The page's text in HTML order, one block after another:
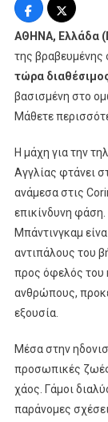
ΑΘΗΝΑ, Ελλάδα
της βραβευμένης
τώρα
βασισμένη στο
Μάθετε
Η μάχη για την
Αγγλίας φτάνει
ανάμεσα στις
επικίνδυνη
Μπάντινγκαμ
αντιπάλους του
προς όφελός του
ανθρώπους,
εξουσία.
Μέσα στην
προσωπικές
χάος. Γάμοι
παράνομες